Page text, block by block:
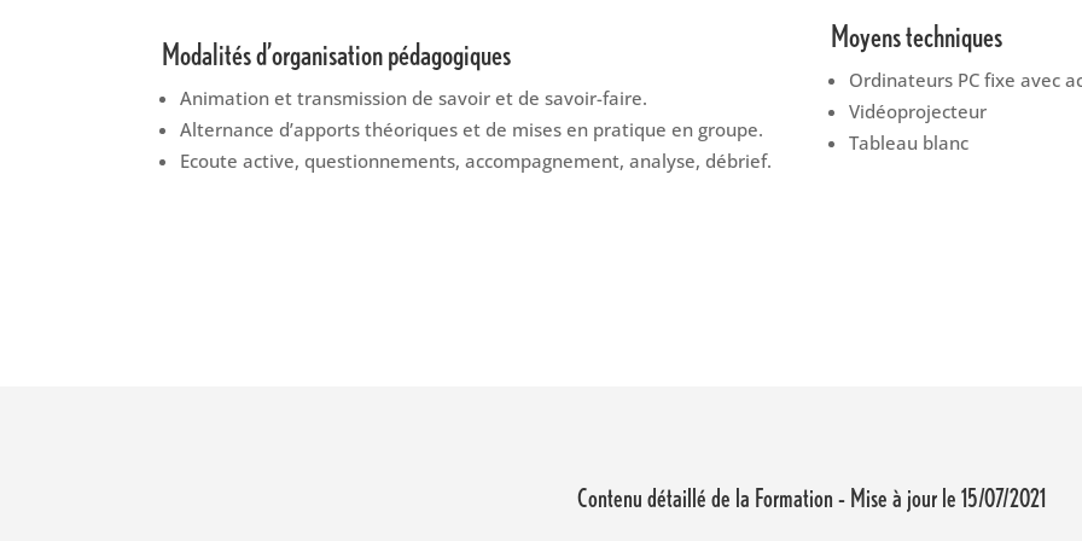
Modalités d’organisation pédagogiques
Animation et transmission de savoir et de savoir-faire.
Alternance d’apports théoriques et de mises en pratique en groupe.
Ecoute active, questionnements, accompagnement, analyse, débrief.
Moyens techniques
Ordinateurs PC fixe avec
Vidéoprojecteur
Tableau blanc
Contenu détaillé de la Formation – Mise à jour le 15/07/2021